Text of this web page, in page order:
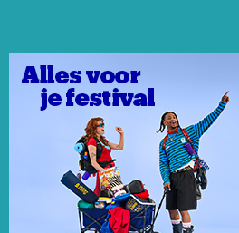
E
S
T
I
N
O
R
M